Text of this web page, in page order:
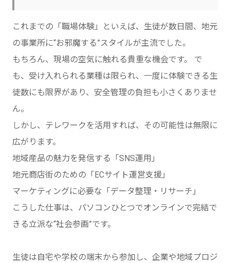
これまでの「職場体験」といえば、生徒が数日間、地元
の事業所に“お邪魔する”スタイルが主流でした。
もちろん、現場の空気に触れる貴重な機会です。 で
も、受け入れられる業種は限られ、一度に体験できる生
徒数にも限界があり、安全管理の負担も小さくありませ
ん。
しかし、テレワークを活用すれば、その可能性は無限に
広がります。
地域産品の魅力を発信する「SNS運用」
地元商店街のための「ECサイト運営支援」
マーケティングに必要な「データ整理・リサーチ」
こうした仕事は、パソコンひとつでオンラインで完結で
きる立派な“社会参画”です。
生徒は自宅や学校の端末から参加し、企業や地域プロジ